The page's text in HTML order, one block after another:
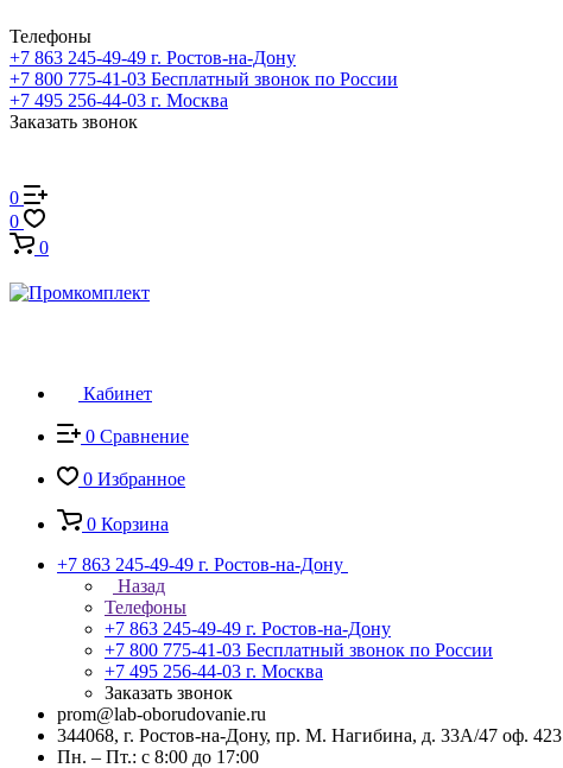
Телефоны
+7 863 245-49-49 г. Ростов-на-Дону
+7 800 775-41-03 Бесплатный звонок по России
+7 495 256-44-03 г. Москва
Заказать звонок
0
0
0
Кабинет
0 Сравнение
0 Избранное
0 Корзина
+7 863 245-49-49 г. Ростов-на-Дону
Назад
Телефоны
+7 863 245-49-49 г. Ростов-на-Дону
+7 800 775-41-03 Бесплатный звонок по России
+7 495 256-44-03 г. Москва
Заказать звонок
prom@lab-oborudovanie.ru
344068, г. Ростов-на-Дону, пр. М. Нагибина, д. 33А/47 оф. 423
Пн. – Пт.: с 8:00 до 17:00